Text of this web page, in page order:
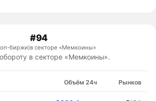
биржи)
#94
в секторе «Мемкоины»
в секторе «Мемкоины».
Объём 24ч Рынков